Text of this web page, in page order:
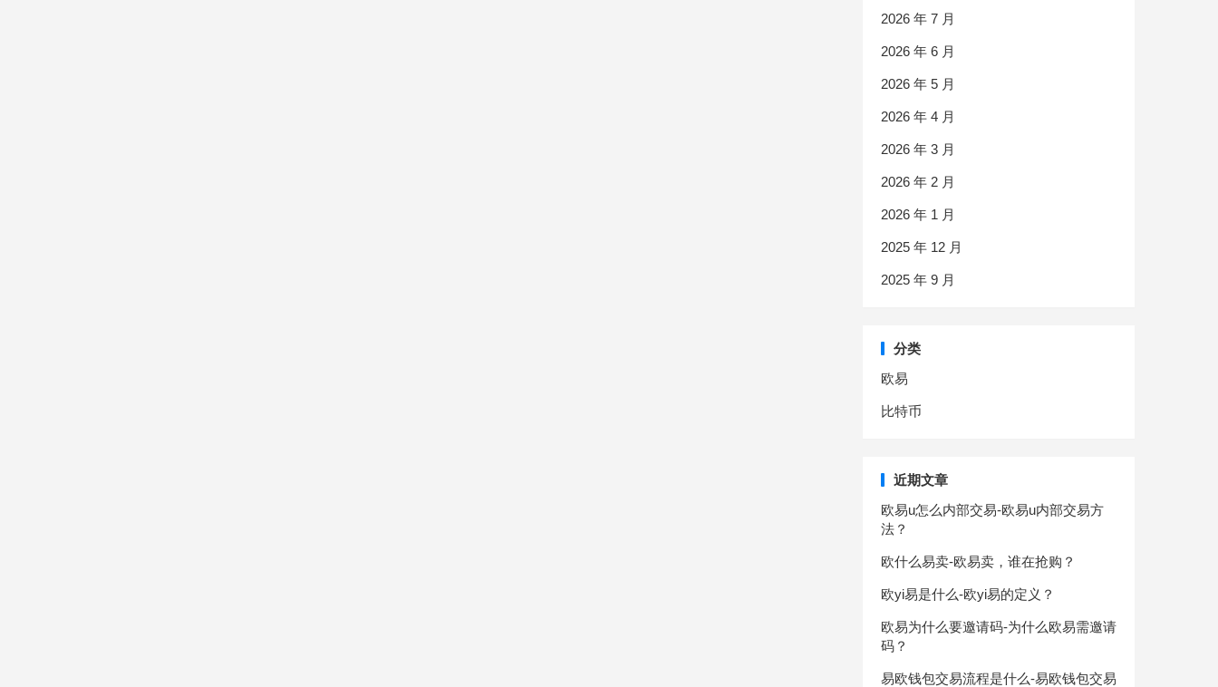
2026 年 7 月
2026 年 6 月
2026 年 5 月
2026 年 4 月
2026 年 3 月
2026 年 2 月
2026 年 1 月
2025 年 12 月
2025 年 9 月
分类
欧易
比特币
近期文章
欧易u怎么内部交易-欧易u内部交易方
法？
欧什么易卖-欧易卖，谁在抢购？
欧yi易是什么-欧yi易的定义？
欧易为什么要邀请码-为什么欧易需邀请
码？
易欧钱包交易流程是什么-易欧钱包交易